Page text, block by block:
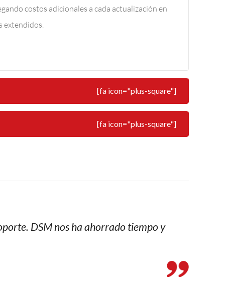
costos adicionales a cada actualización en
extendidos.
[fa icon="plus-square"]
[fa icon="plus-square"]
DSM nos ha ahorrado tiempo y